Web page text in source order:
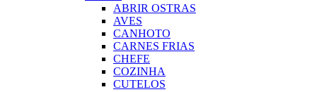
ABRIR OSTRAS
AVES
CANHOTO
CARNES FRIAS
CHEFE
COZINHA
CUTELOS